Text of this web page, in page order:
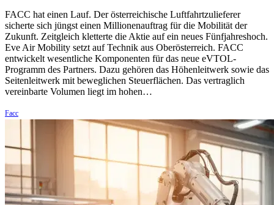
FACC hat einen Lauf. Der österreichische Luftfahrtzulieferer
sicherte sich jüngst einen Millionenauftrag für die Mobilität der
Zukunft. Zeitgleich kletterte die Aktie auf ein neues Fünfjahreshoch.
Eve Air Mobility setzt auf Technik aus Oberösterreich. FACC
entwickelt wesentliche Komponenten für das neue eVTOL-
Programm des Partners. Dazu gehören das Höhenleitwerk sowie das
Seitenleitwerk mit beweglichen Steuerflächen. Das vertraglich
vereinbarte Volumen liegt im hohen…
Facc